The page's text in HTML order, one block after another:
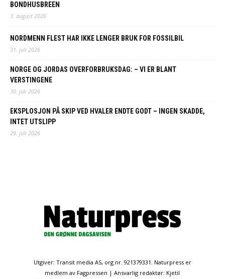
BONDHUSBREEN
3. august 2026
NORDMENN FLEST HAR IKKE LENGER BRUK FOR FOSSILBIL
31. juli 2026
NORGE OG JORDAS OVERFORBRUKSDAG: – VI ER BLANT
VERSTINGENE
30. juli 2026
EKSPLOSJON PÅ SKIP VED HVALER ENDTE GODT – INGEN SKADDE,
INTET UTSLIPP
29. juli 2026
Utgiver: Transit media AS, org.nr. 921379331. Naturpress er
medlem av Fagpressen | Ansvarlig redaktør: Kjetil